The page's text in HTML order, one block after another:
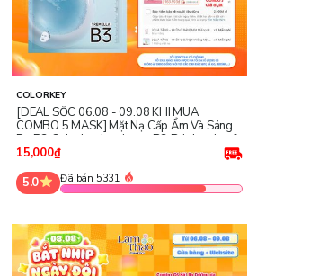
COLORKEY
[DEAL SỐC 06.08 - 09.08 KHI MUA
COMBO 5 MASK] Mặt Nạ Cấp Ẩm Và Sáng
Da B3 Colorkey Luminous B3 Brightening &
Hydrating Facial Mask - Tremella
15,000₫
5.0
Đã bán 5331